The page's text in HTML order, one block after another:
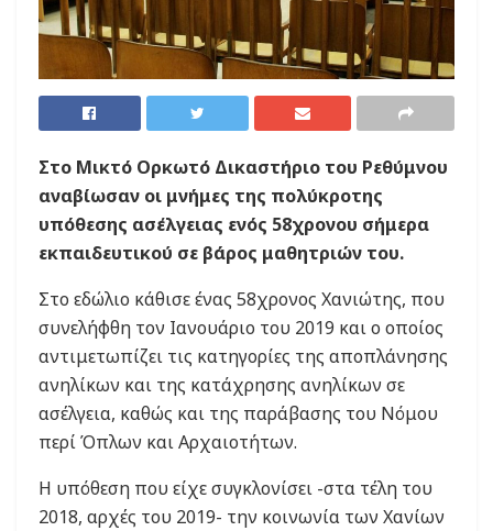
Στο Μικτό Ορκωτό Δικαστήριο του Ρεθύμνου
αναβίωσαν οι μνήμες της πολύκροτης
υπόθεσης ασέλγειας ενός 58χρονου σήμερα
εκπαιδευτικού σε βάρος μαθητριών του.
Στο εδώλιο κάθισε ένας 58χρονος Χανιώτης, που
συνελήφθη τον Ιανουάριο του 2019 και ο οποίος
αντιμετωπίζει τις κατηγορίες της αποπλάνησης
ανηλίκων και της κατάχρησης ανηλίκων σε
ασέλγεια, καθώς και της παράβασης του Νόμου
περί Όπλων και Αρχαιοτήτων.
Η υπόθεση που είχε συγκλονίσει -στα τέλη του
2018, αρχές του 2019- την κοινωνία των Χανίων